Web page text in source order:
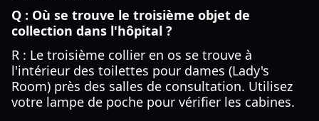
Q : Où se trouve le troisième objet de
collection dans l'hôpital ?
R : Le troisième collier en os se trouve à
l'intérieur des toilettes pour dames (Lady's
Room) près des salles de consultation. Utilisez
votre lampe de poche pour vérifier les cabines.